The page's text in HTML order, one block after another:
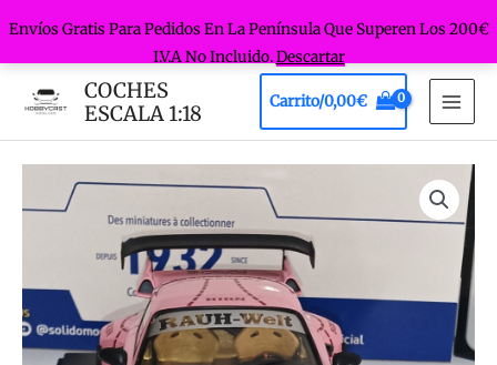
Envíos Gratis Para Pedidos En La Península Que Superen Los 200€
I.V.A No Incluido.Descartar
COCHES
ESCALA 1:18
Carrito/0,00€